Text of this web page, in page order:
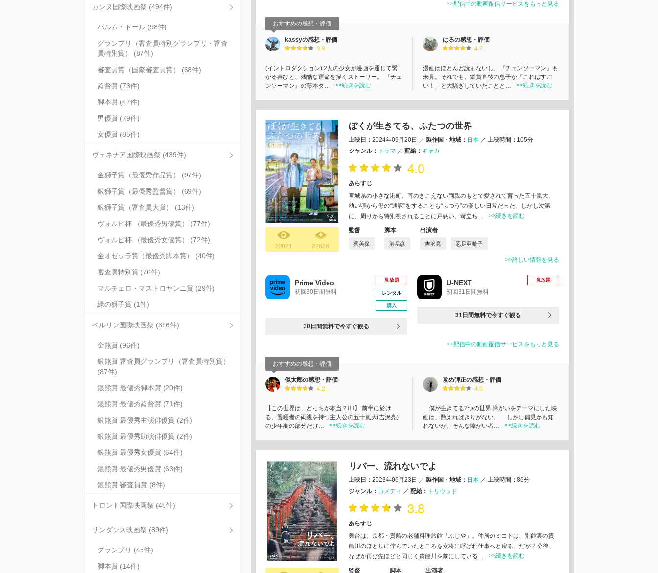
カンヌ国際映画祭 (494件)
パルム・ドール (98件)
グランプリ（審査員特別グランプリ・審査
員特別賞） (87件)
審査員賞（国際審査員賞） (68件)
監督賞 (73件)
脚本賞 (47件)
男優賞 (79件)
女優賞 (85件)
ヴェネチア国際映画祭 (439件)
金獅子賞（最優秀作品賞） (97件)
銀獅子賞（最優秀監督賞） (69件)
銀獅子賞（審査員大賞） (13件)
ヴォルピ杯 （最優秀男優賞） (77件)
ヴォルピ杯 （最優秀女優賞） (72件)
金オゼッラ賞（最優秀脚本賞） (40件)
審査員特別賞 (76件)
マルチェロ・マストロヤンニ賞 (29件)
緑の獅子賞 (1件)
ベルリン国際映画祭 (396件)
金熊賞 (96件)
銀熊賞 審査員グランプリ（審査員特別賞）
(87件)
銀熊賞 最優秀脚本賞 (20件)
銀熊賞 最優秀監督賞 (71件)
銀熊賞 最優秀主演俳優賞 (2件)
銀熊賞 最優秀助演俳優賞 (2件)
銀熊賞 最優秀女優賞 (64件)
銀熊賞 最優秀男優賞 (63件)
銀熊賞 審査員賞 (8件)
トロント国際映画祭 (48件)
サンダンス映画祭 (89件)
グランプリ (45件)
脚本賞 (14件)
>>配信中の動画配信サービスをもっと見る
おすすめの感想・評価
kassyの感想・評価
3.8
(イントロダクション) 2人の少女が漫画を通じて繋
がる喜びと、残酷な運命を描くストーリー。 『チェ
ンソーマン』の藤本タ…
>>続きを読む
はるの感想・評価
4.2
漫画はほとんど読まないし、『チェンソーマン』も
未見。それでも、鑑賞直後の息子が「これはすご
い！」と大騒ぎしていたことと…
>>続きを読む
22021 22628
ぼくが生きてる、ふたつの世界
上映日： 2024年09月20日 ／ 製作国・地域： 日本 ／ 上映時間： 105分
ジャンル： ドラマ ／ 配給： ギャガ
4.0
あらすじ
宮城県の小さな港町、耳のきこえない両親のもとで愛されて育った五十嵐大。
幼い頃から母の“通訳”をすることも“ふつう”の楽しい日常だった。しかし次第
に、周りから特別視されることに戸惑い、苛立ち…
>>続きを読む
監督
呉美保
脚本
港岳彦
出演者
吉沢亮 忍足亜希子
>>詳しい情報を見る
Prime Video
初回30日間無料
見放題
レンタル
購入
30日間無料で今すぐ観る
U-NEXT
初回31日間無料
見放題
31日間無料で今すぐ観る
>>配信中の動画配信サービスをもっと見る
おすすめの感想・評価
似太郎の感想・評価
4.2
【この世界は、どっちが本当？🤷‍♂️】 前半に於け
る、聾唖者の両親を持つ主人公の五十嵐大(吉沢亮)
の少年期の部分だけ…
>>続きを読む
攻め弾正の感想・評価
4.0
僕が生きてる2つの世界 障がいをテーマにした映
画は、数えればきりがない。 しかし偏見かも知
れないが、そんな障がい者…
>>続きを読む
リバー、流れないでよ
上映日： 2023年06月23日 ／ 製作国・地域： 日本 ／ 上映時間： 86分
ジャンル： コメディ ／ 配給： トリウッド
3.8
あらすじ
舞台は、京都・貴船の⽼舗料理旅館「ふじや」。仲居のミコトは、別館裏の貴
船川のほとりに佇んでいたところを⼥将に呼ばれ仕事へと戻る。だが 2 分後、
なぜか再び先ほどと同じく貴船川を前にしている…
>>続きを読む
監督 脚本 出演者